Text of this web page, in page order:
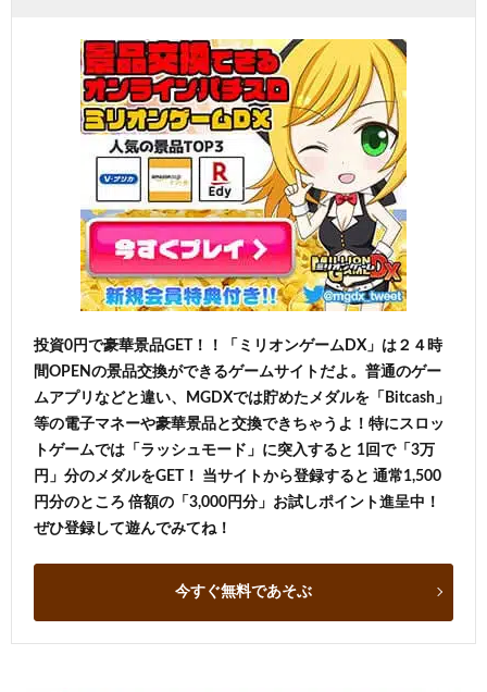
投資0円で豪華景品GET！！「ミリオンゲームDX」は２４時
間OPENの景品交換ができるゲームサイトだよ。普通のゲー
ムアプリなどと違い、MGDXでは貯めたメダルを「Bitcash」
等の電子マネーや豪華景品と交換できちゃうよ！特にスロッ
トゲームでは「ラッシュモード」に突入すると 1回で「3万
円」分のメダルをGET！ 当サイトから登録すると 通常1,500
円分のところ 倍額の「3,000円分」お試しポイント進呈中！
ぜひ登録して遊んでみてね！
今すぐ無料であそぶ